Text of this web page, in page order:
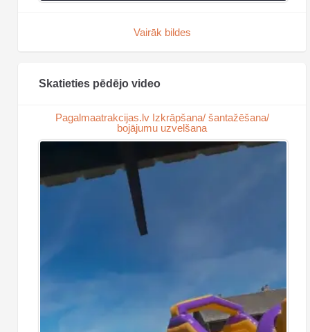
Vairāk bildes
Skatieties pēdējo video
Pagalmaatrakcijas.lv Izkrāpšana/ šantažēšana/
bojājumu uzvelšana